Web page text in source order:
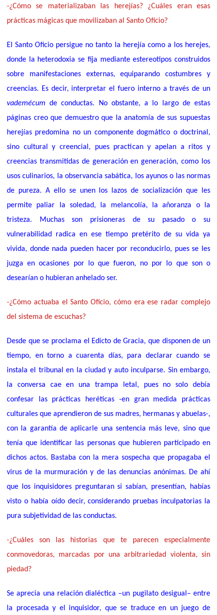
-¿Cómo se materializaban las herejías? ¿Cuáles eran esas
prácticas mágicas que movilizaban al Santo Oficio?
El Santo Oficio persigue no tanto la herejía como a los herejes,
donde la heterodoxia se fija mediante estereotipos construidos
sobre manifestaciones externas, equiparando costumbres y
creencias. Es decir, interpretar el fuero interno a través de un
vademécum de conductas. No obstante, a lo largo de estas
páginas creo que demuestro que la anatomía de sus supuestas
herejías predomina no un componente dogmático o doctrinal,
sino cultural y creencial, pues practican y apelan a ritos y
creencias transmitidas de generación en generación, como los
usos culinarios, la observancia sabática, los ayunos o las normas
de pureza. A ello se unen los lazos de socialización que les
permite paliar la soledad, la melancolía, la añoranza o la
tristeza. Muchas son prisioneras de su pasado o su
vulnerabilidad radica en ese tiempo pretérito de su vida ya
vivida, donde nada pueden hacer por reconducirlo, pues se les
juzga en ocasiones por lo que fueron, no por lo que son o
desearían o hubieran anhelado ser.
-¿Cómo actuaba el Santo Oficio, cómo era ese radar complejo
del sistema de escuchas?
Desde que se proclama el Edicto de Gracia, que disponen de un
tiempo, en torno a cuarenta días, para declarar cuando se
instala el tribunal en la ciudad y auto inculparse. Sin embargo,
la conversa cae en una trampa letal, pues no solo debía
confesar las prácticas heréticas -en gran medida prácticas
culturales que aprendieron de sus madres, hermanas y abuelas-,
con la garantía de aplicarle una sentencia más leve, sino que
tenía que identificar las personas que hubieren participado en
dichos actos. Bastaba con la mera sospecha que propagaba el
virus de la murmuración y de las denuncias anónimas. De ahí
que los inquisidores preguntaran si sabían, presentían, habías
visto o había oído decir, considerando pruebas inculpatorias la
pura subjetividad de las conductas.
-¿Cuáles son las historias que te parecen especialmente
conmovedoras, marcadas por una arbitrariedad violenta, sin
piedad?
Se aprecia una relación dialéctica –un pugilato desigual– entre
la procesada y el inquisidor, que se traduce en un juego de